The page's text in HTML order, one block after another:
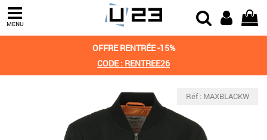
MENU
OFFRE RENTRÉE -15%
CODE : RENTREE26
Réf : MAXBLACKW